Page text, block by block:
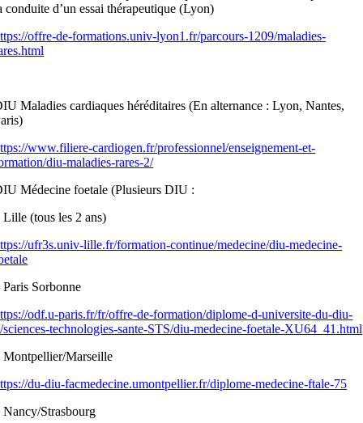
conduite d’un essai thérapeutique (Lyon)
offre-de-formations.univ-lyon1.fr/parcours-1209/maladies-
Maladies cardiaques héréditaires (En alternance : Lyon, Nantes,
www.filiere-cardiogen.fr/professionnel/enseignement-et-
diu-maladies-rares-2/
Médecine foetale (Plusieurs DIU :
Lille (tous les 2 ans)
ufr3s.univ-lille.fr/formation-continue/medecine/diu-medecine-
Paris Sorbonne
odf.u-paris.fr/fr/offre-de-formation/diplome-d-universite-du-diu-
sciences-technologies-sante-STS/diu-medecine-foetale-XU64_41.html
Montpellier/Marseille
du-diu-facmedecine.umontpellier.fr/diplome-medecine-ftale-75
Nancy/Strasbourg